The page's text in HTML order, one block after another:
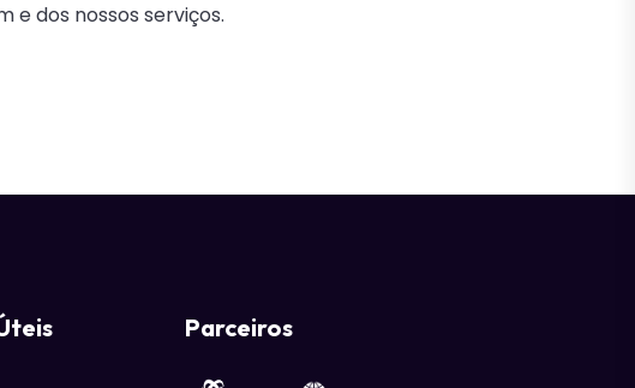
dos nossos serviços.
Parceiros